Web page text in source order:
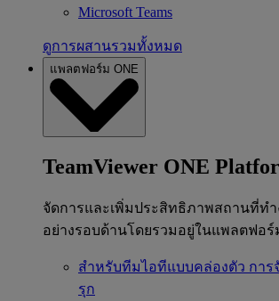
Microsoft Teams
ดูการผสานรวมทั้งหมด
แพลตฟอร์ม ONE
TeamViewer ONE
จัดการและเพิ่มประสิทธิภาพสถานที่ท
อย่างรอบด้านโดยรวมอยู่ในแพลตฟอร์
สำหรับทีมไอทีแบบคล่องตัว การ
รุก